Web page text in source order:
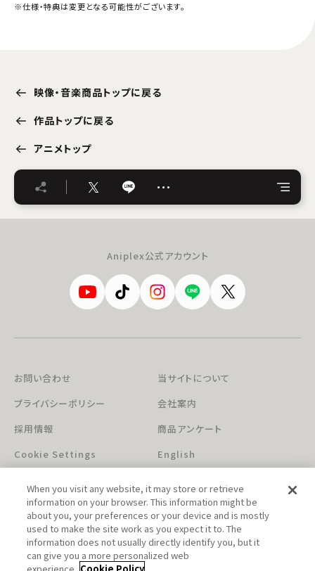
※仕様・特典は変更となる可能性がございます。
映像・音楽商品トップに戻る
作品トップに戻る
アニメトップ
…
Aniplex公式アカウント
お問い合わせ
当サイトについて
プライバシーポリシー
会社案内
採用情報
商品アンケート
Cookie Settings
English
このホームページに掲載されている著作物の無断利用を禁じます。
When you visit any website, it may store or retrieve
information on your browser. This information might be
about you, your preferences or your device and is mostly
used to make the site work as you expect it to. The
information does not usually directly identify you, but it
can give you a more personalized web